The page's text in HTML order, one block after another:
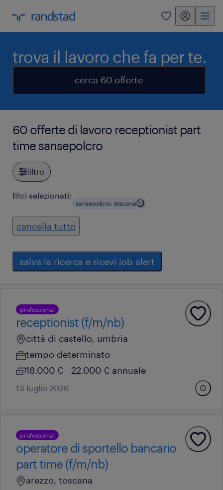
0 my randstad
trova il lavoro che fa per te.
cerca 60 offerte
60 offerte di lavoro receptionist part
time sansepolcro
filtro
filtri selezionati:
sansepolcro, toscana
cancella tutto
salva la ricerca e ricevi job alert
professional
receptionist (f/m/nb)
città di castello, umbria
tempo determinato
18.000 € - 22.000 € annuale
13 luglio 2026
professional
operatore di sportello bancario
part time (f/m/nb)
arezzo, toscana